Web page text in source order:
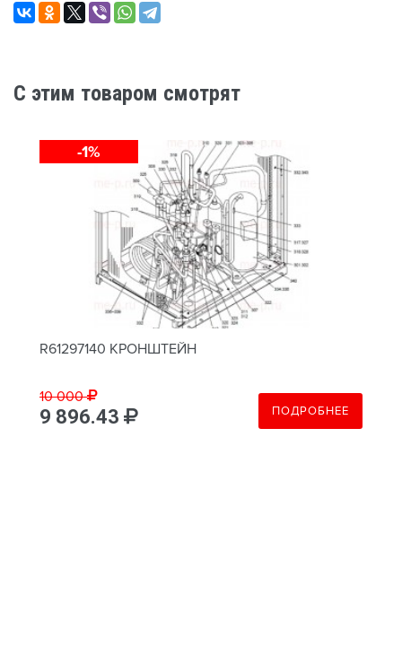
C этим товаром смотрят
-1%
R61297140 КРОНШТЕЙН
10 000
9 896.43 ПОДРОБНЕЕ